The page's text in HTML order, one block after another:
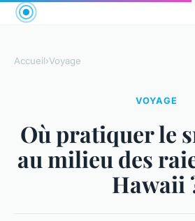
Accueil›Voyage
VOYAGE
Où pratiquer le
au milieu des
Hawaii